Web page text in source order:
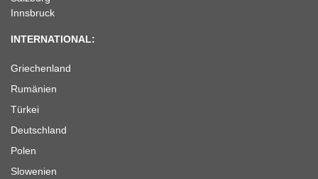
Innsbruck
INTERNATIONAL:
Griechenland
Rumänien
Türkei
Deutschland
Polen
Slowenien